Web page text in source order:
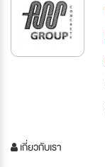
เกี่ยวกับเรา